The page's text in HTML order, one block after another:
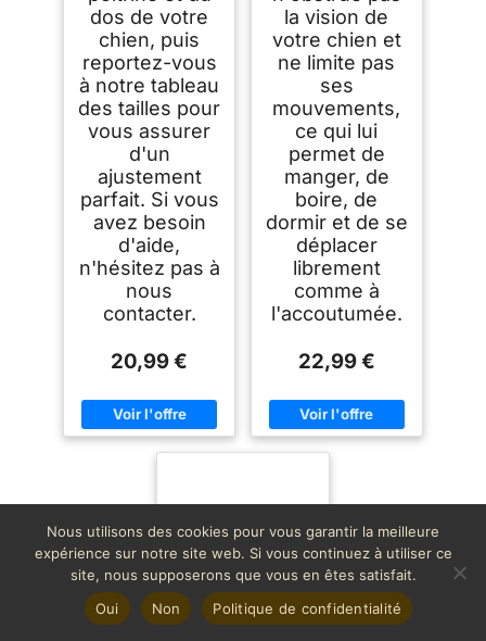
dos de votre
chien, puis
reportez-vous
à notre tableau
des tailles pour
vous assurer
d'un
ajustement
parfait. Si vous
avez besoin
d'aide,
n'hésitez pas à
nous
contacter.
20,99 €
la vision de
votre chien et
ne limite pas
ses
mouvements,
ce qui lui
permet de
manger, de
boire, de
dormir et de se
déplacer
librement
comme à
l'accoutumée.
22,99 €
Nous utilisons des cookies pour vous garantir la meilleure
expérience sur notre site web. Si vous continuez à utiliser ce
site, nous supposerons que vous en êtes satisfait.
Oui
Non Politique de confidentialité